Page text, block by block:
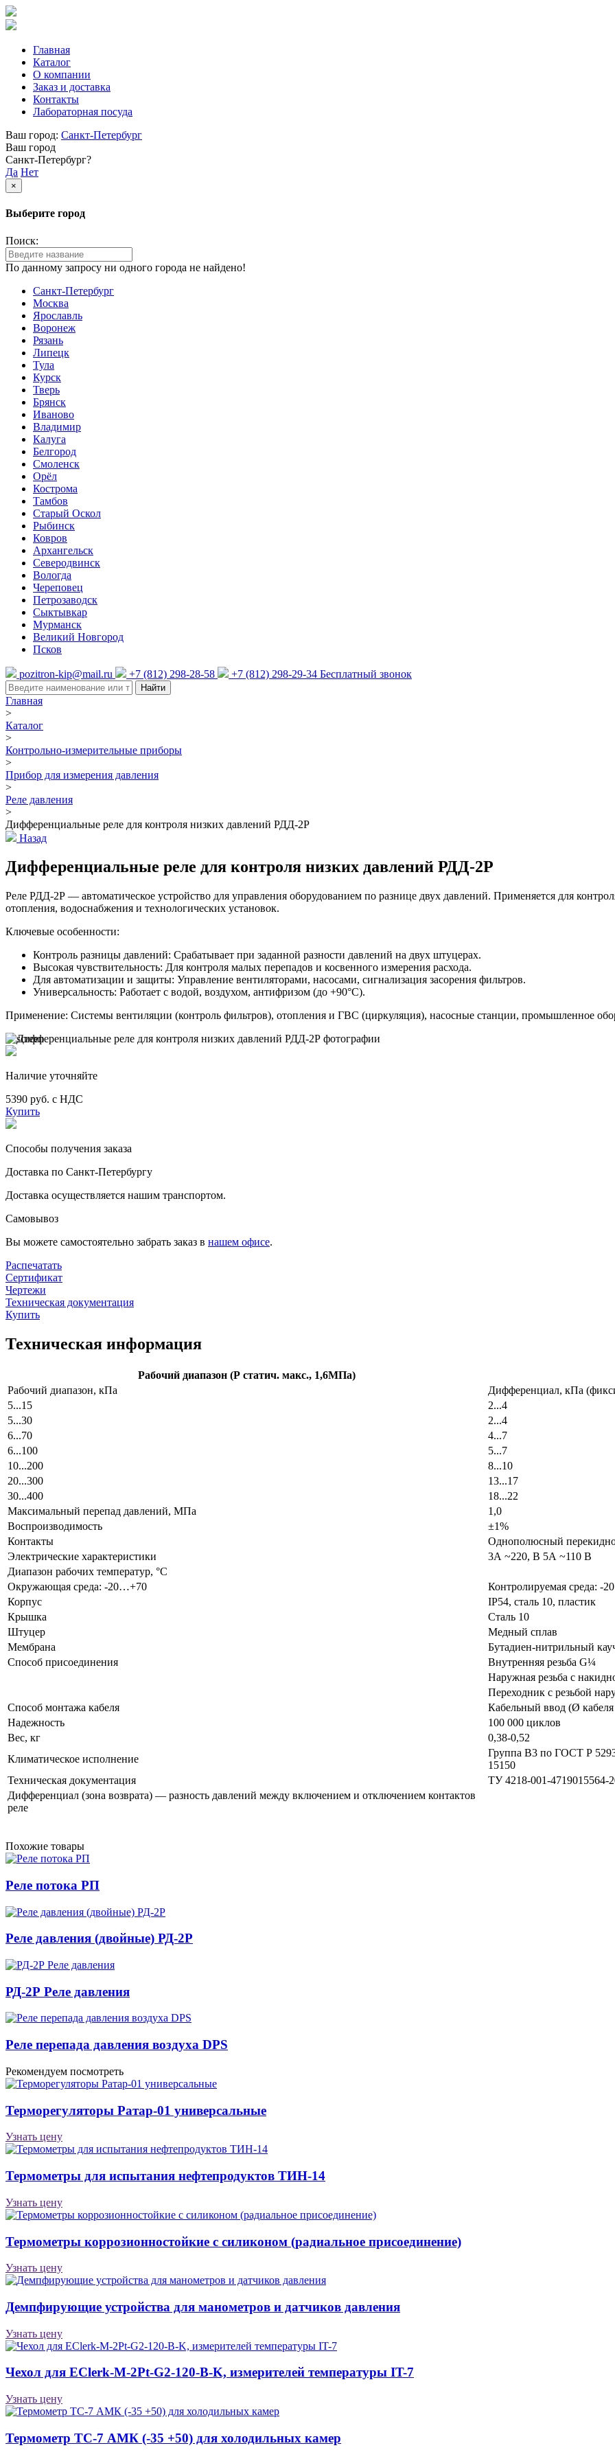
Главная
Каталог
О компании
Заказ и доставка
Контакты
Лабораторная посуда
Ваш город: Санкт-Петербург
Ваш город
Санкт-Петербург?
Да Нет
×
Выберите город
Поиск:
По данному запросу ни одного города не найдено!
Санкт-Петербург
Москва
Ярославль
Воронеж
Рязань
Липецк
Тула
Курск
Тверь
Брянск
Иваново
Владимир
Калуга
Белгород
Смоленск
Орёл
Кострома
Тамбов
Старый Оскол
Рыбинск
Ковров
Архангельск
Северодвинск
Вологда
Череповец
Петрозаводск
Сыктывкар
Мурманск
Великий Новгород
Псков
pozitron-kip@mail.ru +7 (812) 298-28-58 +7 (812) 298-29-34 Бесплатный звонок
Найти
Главная
>
Каталог
>
Контрольно-измерительные приборы
>
Прибор для измерения давления
>
Реле давления
>
Дифференциальные реле для контроля низких давлений РДД-2Р
Назад
Дифференциальные реле для контроля низких давлений РДД-2Р
Реле РДД-2Р — автоматическое устройство для управления оборудованием по разнице двух давлений. Применяется для
отопления, водоснабжения и технологических установок.
Ключевые особенности:
Контроль разницы давлений: Срабатывает при заданной разности давлений на двух штуцерах.
Высокая чувствительность: Для контроля малых перепадов и косвенного измерения расхода.
Для автоматизации и защиты: Управление вентиляторами, насосами, сигнализация засорения фильтров.
Универсальность: Работает с водой, воздухом, антифризом (до +90°C).
Применение: Системы вентиляции (контроль фильтров), отопления и ГВС (циркуляция), насосные станции, промышленное
Наличие уточняйте
5390 руб. с НДС
Купить
Способы получения заказа
Доставка по Санкт-Петербургу
Доставка осуществляется нашим транспортом.
Самовывоз
Вы можете самостоятельно забрать заказ в нашем офисе.
Распечатать
Сертификат
Чертежи
Техническая документация
Купить
Техническая информация
Рабочий диапазон (Р статич. макс., 1,6МПа)
Рабочий диапазон, кПа
Дифференциал, кПа
5...15
2...4
5...30
2...4
6...70
4...7
6...100
5...7
10...200
8...10
20...300
13...17
30...400
18...22
Максимальный перепад давлений, МПа
1,0
Воспроизводимость
±1%
Контакты
Однополюсный
Электрические характеристики
3А ~220, В 5А ~110 В
Диапазон рабочих температур, °C
Окружающая среда: -20…+70
Контролируемая среда: -
Корпус
IP54, сталь 10, пластик
Крышка
Сталь 10
Штуцер
Медный сплав
Мембрана
Бутадиен-нитрильный
Способ присоединения
Внутренняя резьба G¼
Наружная резьба с
Переходник с резьбой
Способ монтажа кабеля
Кабельный ввод (Ø
Надежность
100 000 циклов
Вес, кг
0,38-0,52
Климатическое исполнение
Группа В3 по ГОСТ Р
15150
Техническая документация
ТУ 4218-001-
Дифференциал (зона возврата) — разность давлений между включением и отключением контактов
реле
Похожие товары
Реле потока РП
Реле давле­ния (двой­ные) РД-2Р
РД-2Р Реле давления
Реле перепада давления воздуха DPS
Рекомендуем посмотреть
Терморегуляторы Ратар-01 универсальные
Узнать цену
Термометры для испытания нефтепродуктов ТИН-14
Узнать цену
Термометры коррозионностойкие с силиконом (радиальное присоединение)
Узнать цену
Демпфирующие устройства для манометров и датчиков давления
Узнать цену
Чехол для EClerk-M-2Pt-G2-120-B-K, измерителей температуры IT-7
Узнать цену
Термометр ТС-7 АМК (-35 +50) для холодильных камер